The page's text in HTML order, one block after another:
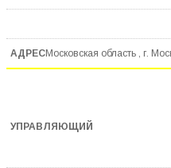
Московская область , г.